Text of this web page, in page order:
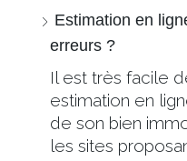
Estimation en
erreurs ?
Il est très facile
estimation en
de son bien
les sites